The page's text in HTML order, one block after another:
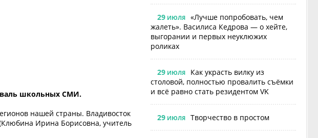
школьных СМИ.
нашей страны. Владивосток
Ирина Борисовна, учитель
29ИЮЛЯ
«Лучше попробовать, чем
жалеть». Василиса Кедрова — о хейте,
выгорании и первых неуклюжих
роликах
29ИЮЛЯ
Как украсть вилку из
столовой, полностью провалить съёмки
и всё равно стать резидентом VK
29ИЮЛЯ Творчество в простом